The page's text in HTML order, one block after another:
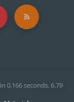
0.166 seconds. 6.79